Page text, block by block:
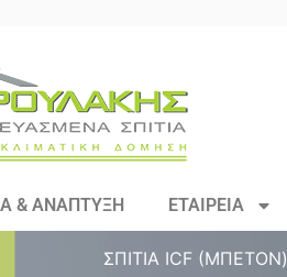
& ΑΝΑΠΤΥΞΗ ΕΤΑΙΡΕΙΑ
ΣΠΙΤΙΑ ICF (ΜΠΕΤΟΝ)